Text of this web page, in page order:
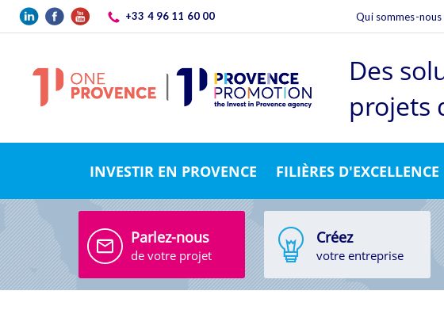
Aller au contenu principal+33 4 96 11 60 00 Qui sommes-nous
Des
projets
INVESTIR EN PROVENCE FILIÈRES D'EXCELLENCE
Parlez-nous
de votre projet
Créez
votre entreprise